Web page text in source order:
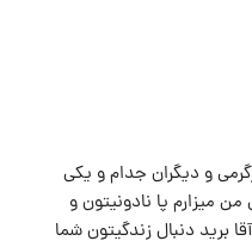
و دیگران جدام و یکی
پا نادونیتون و
برید دنبال زندگیتون شما